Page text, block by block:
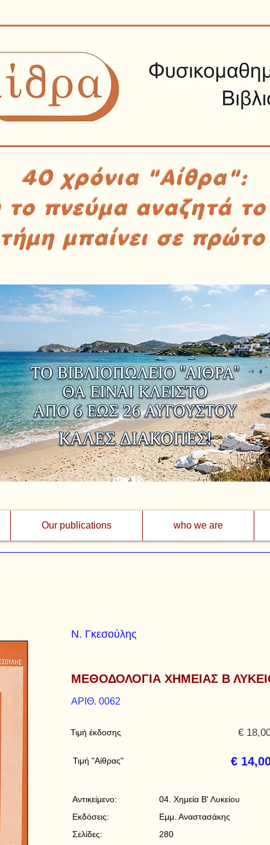
40 χρόνια "Αίθρα":
το πνεύμα αναζητά
μπαίνει σε
Our publications who we are
Ν. Γκεσούλης
ΜΕΘΟΔΟΛΟΓΙΑ ΧΗΜΕΙΑΣ Β
ΑΡΙΘ. 0062
Τιμή έκδοσης €
€
Τιμή "Αίθρας"
Αντικείμενο:
Εκδόσεις:
Σελίδες:
04. Χημεία Β' Λυκείου
Εμμ. Αναστασάκης
280